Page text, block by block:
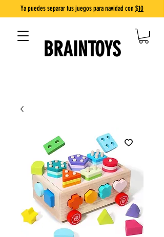
Ya puedes separar tus juegos para navidad con $10
BRAINTOYS